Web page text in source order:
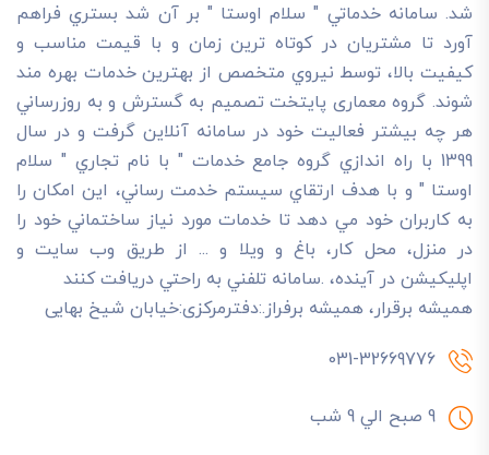
شد. سامانه خدماتي " سلام اوستا " بر آن شد بستري فراهم
آورد تا مشتريان در کوتاه ترين زمان و با قيمت مناسب و
کيفيت بالا، توسط نيروي متخصص از بهترين خدمات بهره مند
شوند. گروه معماری پایتخت تصميم به گسترش و به روزرساني
هر چه بيشتر فعاليت خود در سامانه آنلاين گرفت و در سال
1399 با راه اندازي گروه جامع خدمات " با نام تجاري " سلام
اوستا " و با هدف ارتقاي سيستم خدمت رساني، اين امکان را
به کاربران خود مي دهد تا خدمات مورد نياز ساختماني خود را
در منزل، محل کار، باغ و ويلا و ... از طريق وب سايت و
اپليکيشن در آينده، .سامانه تلفني به راحتي دريافت کنند
هميشه برقرار، هميشه برفراز.:دفترمرکزی:خیابان شیخ بهایی
031-32669776
9 صبح الي 9 شب